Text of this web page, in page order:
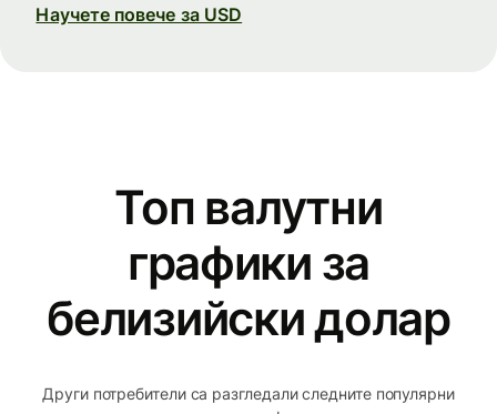
Научете повече за USD
Топ валутни
графики за
белизийски долар
Други потребители са разгледали следните популярни